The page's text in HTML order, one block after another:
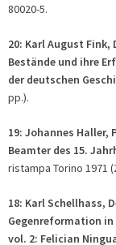
80020-5.
20: Karl August
Bestände und ihre
der deutschen
pp.).
19: Johannes Haller,
Beamter des 15.
ristampa Torino 1971
18: Karl Schellhass,
Gegenreformation in
vol. 2: Felician